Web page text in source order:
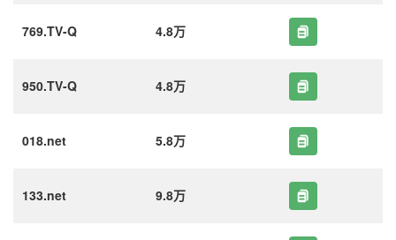
769.TV-Q 4.8万
950.TV-Q 4.8万
018.net 5.8万
133.net 9.8万